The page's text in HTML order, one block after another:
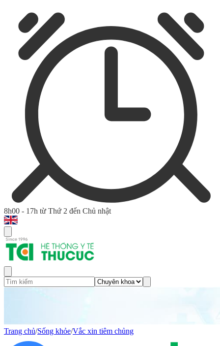
8h00 - 17h từ Thứ 2 đến Chủ nhật
Trang chủ/Sống khỏe/Vắc xin tiêm chủng